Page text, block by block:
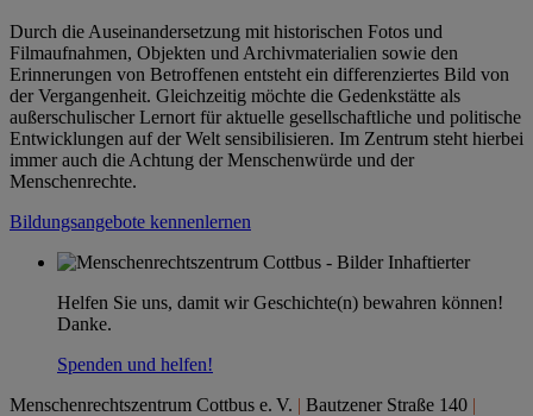
Durch die Auseinandersetzung mit historischen Fotos und
Filmaufnahmen, Objekten und Archivmaterialien sowie den
Erinnerungen von Betroffenen entsteht ein differenziertes Bild von
der Vergangenheit. Gleichzeitig möchte die Gedenkstätte als
außerschulischer Lernort für aktuelle gesellschaftliche und politische
Entwicklungen auf der Welt sensibilisieren. Im Zentrum steht hierbei
immer auch die Achtung der Menschenwürde und der
Menschenrechte.
Bildungsangebote kennenlernen
Helfen Sie uns, damit wir Geschichte(n) bewahren können!
Danke.
Spenden und helfen!
Menschenrechtszentrum Cottbus e. V. | Bautzener Straße 140 |